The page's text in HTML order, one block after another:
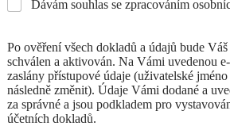
Dávám souhlas se zpracováním
Po ověření všech dokladů a údajů bude
schválen a aktivován. Na Vámi uvedenou
zaslány přístupové údaje (uživatelské
následně změnit). Údaje Vámi dodané a
za správné a jsou podkladem pro
účetních dokladů.